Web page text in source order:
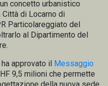
concetto urbanistico
di Locarno di
Particolareggiato del
al Dipartimento del
approvato il Messaggio
9,5 milioni che permette
della nuova sede